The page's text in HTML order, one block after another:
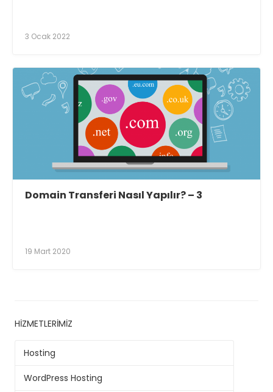
3 Ocak 2022
Domain Transferi Nasıl Yapılır? – 3
19 Mart 2020
HIZMETLERIMIZ
Hosting
WordPress Hosting